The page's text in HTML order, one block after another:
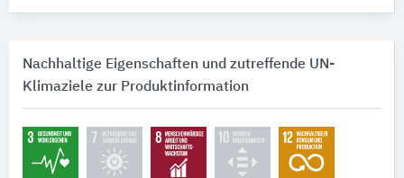
Nachhaltige Eigenschaften und zutreffende UN-
Klimaziele zur Produktinformation